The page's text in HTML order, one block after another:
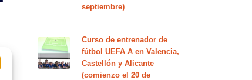
septiembre)
Curso de entrenador de
fútbol UEFA A en Valencia,
Castellón y Alicante
(comienzo el 20 de